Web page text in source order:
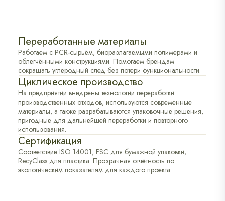
Переработанные материалы
Работаем с PCR-сырьём, биоразлагаемыми полимерами и
облегчёнными конструкциями. Помогаем брендам
сокращать углеродный след без потери функциональности.
Циклическое производство
На предприятии внедрены технологии переработки
производственных отходов, используются современные
материалы, а также разрабатываются упаковочные решения,
пригодные для дальнейшей переработки и повторного
использования.
Сертификация
Соответствие ISO 14001, FSC для бумажной упаковки,
RecyClass для пластика. Прозрачная отчётность по
экологическим показателям для каждого проекта.